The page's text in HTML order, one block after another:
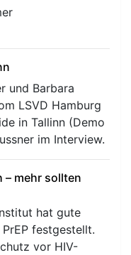
und Barbara
LSVD Hamburg
in Tallinn (Demo
im Interview.
– mehr sollten
hat gute
festgestellt.
vor HIV-